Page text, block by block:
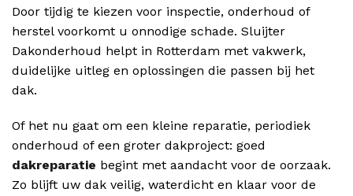
Door tijdig te kiezen voor inspectie, onderhoud of
herstel voorkomt u onnodige schade. Sluijter
Dakonderhoud helpt in Rotterdam met vakwerk,
duidelijke uitleg en oplossingen die passen bij het
dak.
Of het nu gaat om een kleine reparatie, periodiek
onderhoud of een groter dakproject: goed
dakreparatie begint met aandacht voor de oorzaak.
Zo blijft uw dak veilig, waterdicht en klaar voor de